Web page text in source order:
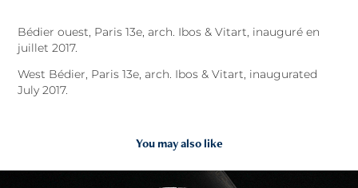
Bédier ouest, Paris 13e, arch. Ibos & Vitart, inauguré en
juillet 2017.
West Bédier, Paris 13e, arch. Ibos & Vitart, inaugurated
July 2017.
You may also like